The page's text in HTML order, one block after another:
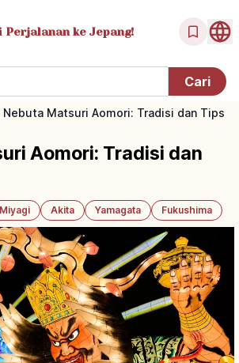
Perjalanan ke Jepang!
Nebuta Matsuri Aomori: Tradisi dan Tips
Aomori: Tradisi dan
Miyagi Akita Yamagata Fukushima